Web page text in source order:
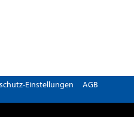
Einstellungen AGB